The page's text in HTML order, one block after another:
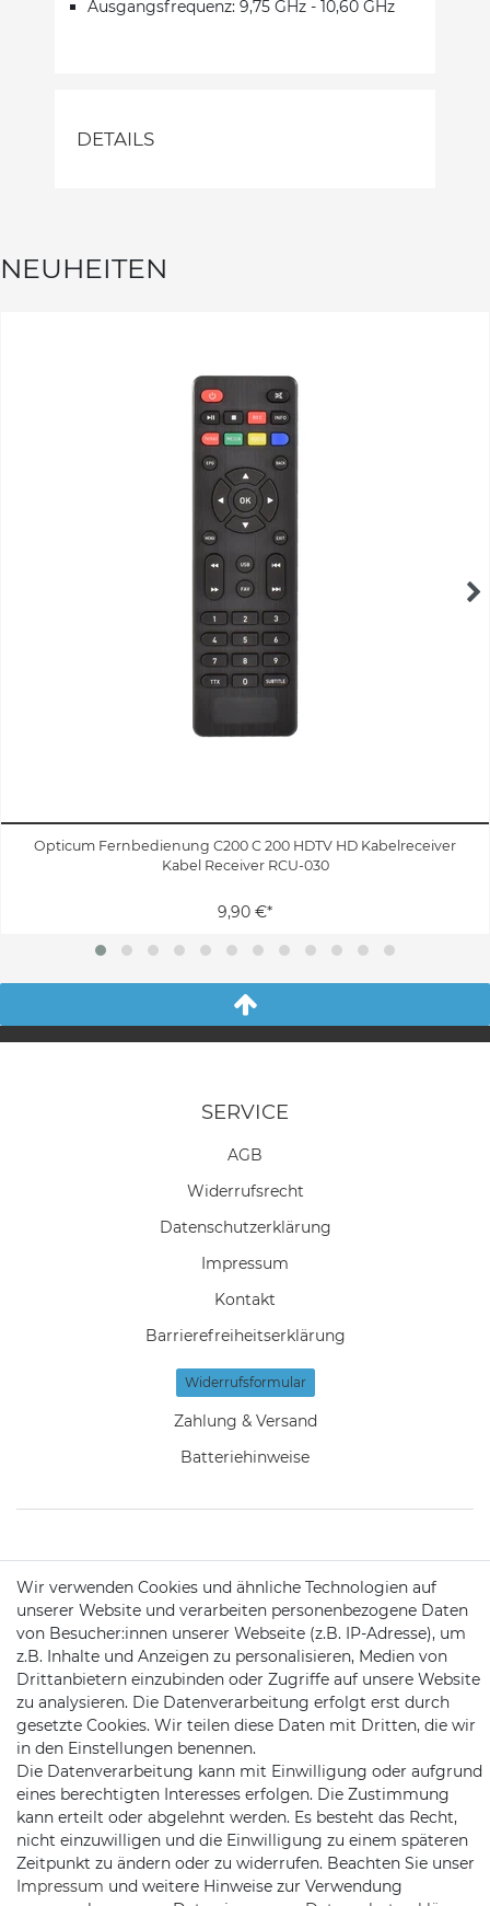
Ausgangsfrequenz: 9,75 GHz - 10,60 GHz
DETAILS
NEUHEITEN
Opticum Fernbedienung C200 C 200 HDTV HD Kabelreceiver
Kabel Receiver RCU-030
9,90 €*
SERVICE
AGB
Widerrufs­recht
Daten­schutz­erklärung
Impressum
Kontakt
Barrierefreiheitserklärung
Widerrufs­formular
Zahlung & Versand
Batteriehinweise
KONTAKT
Telefon:09721 / 9453362
Mail:info@satshopping.de
Kopenhagenstr. 4
97424 Schweinfurt
Wir verwenden Cookies und ähnliche Technologien auf
unserer Website und verarbeiten personenbezogene Daten
von Besucher:innen unserer Webseite (z.B. IP-Adresse), um
z.B. Inhalte und Anzeigen zu personalisieren, Medien von
Drittanbietern einzubinden oder Zugriffe auf unsere Website
zu analysieren. Die Datenverarbeitung erfolgt erst durch
gesetzte Cookies. Wir teilen diese Daten mit Dritten, die wir
in den Einstellungen benennen.
Die Datenverarbeitung kann mit Einwilligung oder aufgrund
eines berechtigten Interesses erfolgen. Die Zustimmung
kann erteilt oder abgelehnt werden. Es besteht das Recht,
nicht einzuwilligen und die Einwilligung zu einem späteren
Zeitpunkt zu ändern oder zu widerrufen. Beachten Sie unser
Impressum und weitere Hinweise zur Verwendung